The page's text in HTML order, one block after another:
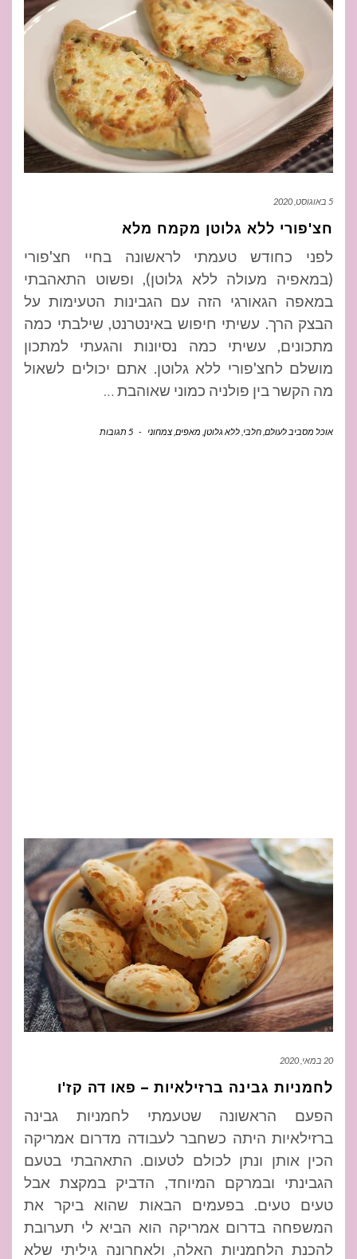
5 באוגוסט, 2020
חצ'פורי ללא גלוטן מקמח מלא
לפני כחודש טעמתי לראשונה בחיי חצ'פורי
(במאפיה מעולה ללא גלוטן), ופשוט התאהבתי
במאפה הגאורגי הזה עם הגבינות הטעימות על
הבצק הרך. עשיתי חיפוש באינטרנט, שילבתי כמה
מתכונים, עשיתי כמה נסיונות והגעתי למתכון
מושלם לחצ'פורי ללא גלוטן. אתם יכולים לשאול
מה הקשר בין פולניה כמוני שאוהבת …
אוכל מסביב לעולם חלבי ללא גלוטן מאפים צמחוני - 5 תגובות
20 במאי, 2020
לחמניות גבינה ברזילאיות – פאו דה קז'ו
הפעם הראשונה שטעמתי לחמניות גבינה
ברזילאיות היתה כשחבר לעבודה מדרום אמריקה
הכין אותן ונתן לכולם לטעום. התאהבתי בטעם
הגבינתי ובמרקם המיוחד, הדביק במקצת אבל
טעים טעים. בפעמים הבאות שהוא ביקר את
המשפחה בדרום אמריקה הוא הביא לי תערובת
להכנת הלחמניות האלה, ולאחרונה גיליתי שלא